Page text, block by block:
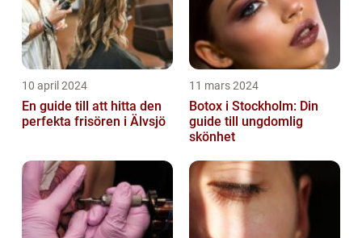
10 april 2024
En guide till att hitta den
perfekta frisören i Älvsjö
11 mars 2024
Botox i Stockholm: Din
guide till ungdomlig
skönhet